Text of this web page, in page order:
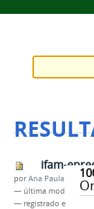
ifam-
porAna Paula Batista
— última modificação
— registrado em: